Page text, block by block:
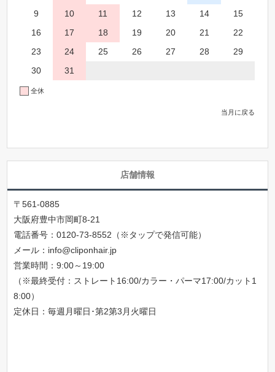
9
10 11 12 13 14
15
16
17 18 19 20 21
22
23
24 25 26 27 28
29
30
31
全休
当月に戻る
店舗情報
〒561-0885
大阪府豊中市岡町8-21
電話番号：0120-73-8552（※タップで発信可能）
メール： info@cliponhair.jp
営業時間：9:00～19:00
（※最終受付：ストレート16:00/カラー・パーマ17:00/カット1
8:00）
定休日：毎週月曜日･第2第3月火曜日